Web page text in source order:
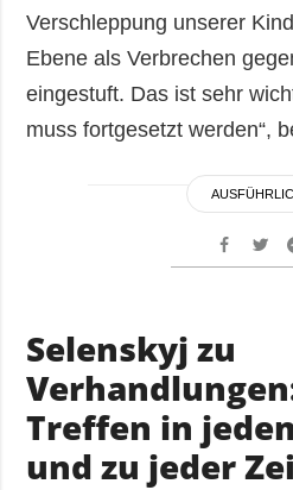
Verschleppung unserer
Ebene als Verbrechen
eingestuft. Das ist sehr
muss fortgesetzt werden“,
Selenskyj zu
Treffen in
und zu jeder